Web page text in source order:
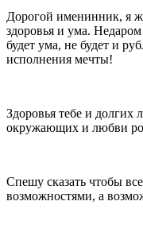
Дорогой именинник, я
здоровья и ума.
будет ума, не будет и
исполнения мечты!
Здоровья тебе и долгих
окружающих и любви
Спешу сказать чтобы
возможностями, а